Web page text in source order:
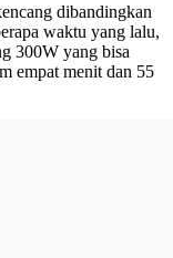
dibandingkan
waktu yang lalu,
300W yang bisa
empat menit dan 55